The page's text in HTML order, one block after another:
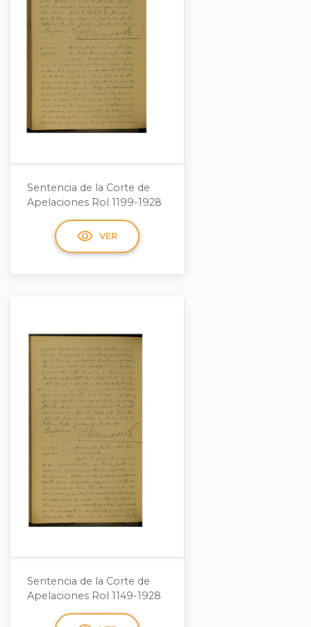
Sentencia de la Corte de
Apelaciones Rol 1199-1928
visibility VER
Sentencia de la Corte de
Apelaciones Rol 1149-1928